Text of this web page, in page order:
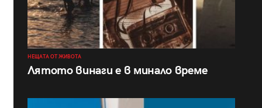
НЕЩАТА ОТ ЖИВОТА
Лятото винаги е в минало време